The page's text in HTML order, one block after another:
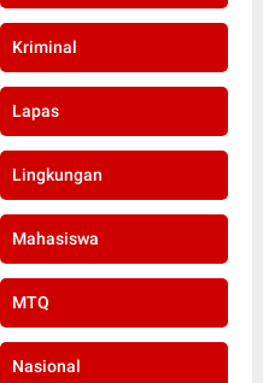
Kriminal
Lapas
Lingkungan
Mahasiswa
MTQ
Nasional